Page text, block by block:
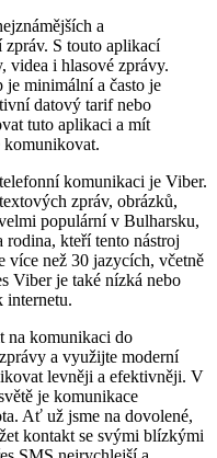
a
S touto aplikací
videa i hlasové zprávy.
je minimální a často je
datový tarif nebo
tuto aplikaci a mít
komunikovat.
komunikaci je Viber.
zpráv, obrázků,
populární v Bulharsku,
rodina, kteří tento nástroj
více než 30 jazycích, včetně
Viber je také nízká nebo
internetu.
na komunikaci do
a využijte moderní
levněji a efektivněji. V
je komunikace
Ať už jsme na dovolené,
kontakt se svými blízkými